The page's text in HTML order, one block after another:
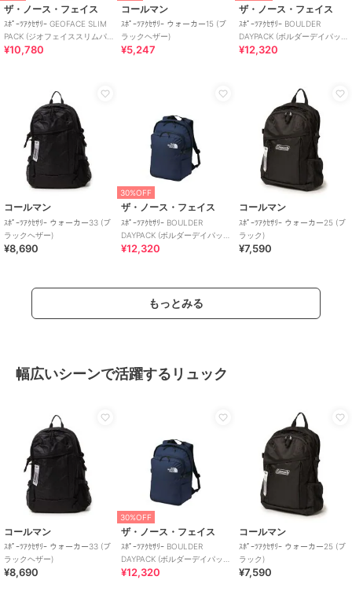
ザ・ノース・フェイス
ｽﾎﾟｰﾂｱｸｾｻﾘｰ GEOFACE SLIM
PACK (ジオフェイススリムパ
ック)
¥10,780
コールマン
ｽﾎﾟｰﾂｱｸｾｻﾘｰ ウォーカー15 (ブ
ラックヘザー)
¥5,247
ザ・ノース・フェイス
ｽﾎﾟｰﾂｱｸｾｻﾘｰ BOULDER
DAYPACK (ボルダーデイパッ
ク)
¥12,320
コールマン
ｽﾎﾟｰﾂｱｸｾｻﾘｰ ウォーカー33 (ブ
ラックヘザー)
¥8,690
30%OFF
ザ・ノース・フェイス
ｽﾎﾟｰﾂｱｸｾｻﾘｰ BOULDER
DAYPACK (ボルダーデイパッ
ク)
¥12,320
コールマン
ｽﾎﾟｰﾂｱｸｾｻﾘｰ ウォーカー25 (ブ
ラック)
¥7,590
もっとみる
幅広いシーンで活躍するリュック
コールマン
ｽﾎﾟｰﾂｱｸｾｻﾘｰ ウォーカー33 (ブ
ラックヘザー)
¥8,690
30%OFF
ザ・ノース・フェイス
ｽﾎﾟｰﾂｱｸｾｻﾘｰ BOULDER
DAYPACK (ボルダーデイパッ
ク)
¥12,320
コールマン
ｽﾎﾟｰﾂｱｸｾｻﾘｰ ウォーカー25 (ブ
ラック)
¥7,590